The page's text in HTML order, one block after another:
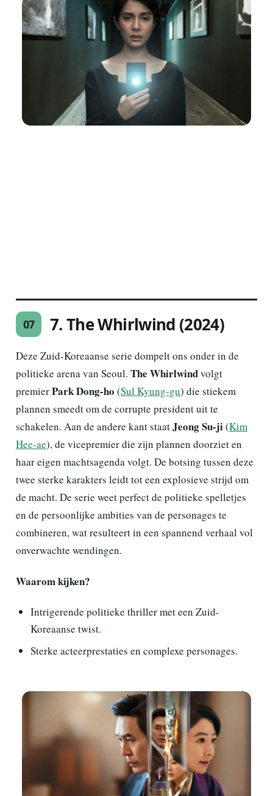
07 7. The Whirlwind (2024)
Deze Zuid-Koreaanse serie dompelt ons onder in de
politieke arena van Seoul. The Whirlwindvolgt
premierPark Dong-ho (Sul Kyung-gu) die stiekem
plannen smeedt om de corrupte president uit te
schakelen. Aan de andere kant staatJeong Su-ji(Kim
Hee-ae), de vicepremier die zijn plannen doorziet en
haar eigen machtsagenda volgt. De botsing tussen deze
twee sterke karakters leidt tot een explosieve strijd om
de macht. De serie weet perfect de politieke spelletjes
en de persoonlijke ambities van de personages te
combineren, wat resulteert in een spannend verhaal vol
onverwachte wendingen.
Waarom kijken?
Intrigerende politieke thriller met een Zuid-
Koreaanse twist.
Sterke acteerprestaties en complexe personages.